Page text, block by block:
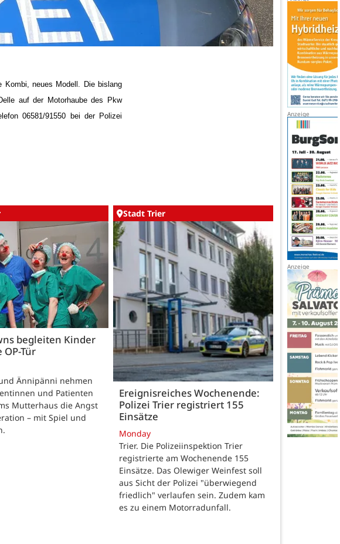
neues Modell.
Die bislang
auf der Motorhaube des Pkw
06581/91550 bei der Polizei
begleiten Kinder
OP-Tür
Ännipänni nehmen
und Patienten
Mutterhaus die Angst
– mit Spiel und
Stadt Trier
Ereignisreiches Wochenende:
Polizei Trier registriert 155
Einsätze
Monday
Trier. Die Polizeiinspektion Trier
registrierte am Wochenende 155
Einsätze. Das Olewiger Weinfest soll
aus Sicht der Polizei "überwiegend
friedlich" verlaufen sein. Zudem kam
es zu einem Motorradunfall.